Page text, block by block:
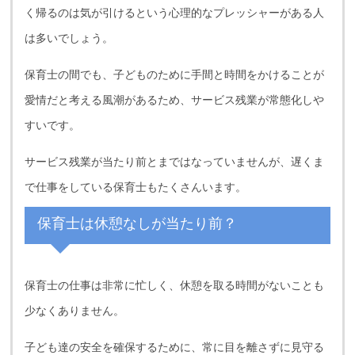
く帰るのは気が引けるという心理的なプレッシャーがある人
は多いでしょう。
保育士の間でも、子どものために手間と時間をかけることが
愛情だと考える風潮があるため、サービス残業が常態化しや
すいです。
サービス残業が当たり前とまではなっていませんが、遅くま
で仕事をしている保育士もたくさんいます。
保育士は休憩なしが当たり前？
保育士の仕事は非常に忙しく、休憩を取る時間がないことも
少なくありません。
子ども達の安全を確保するために、常に目を離さずに見守る